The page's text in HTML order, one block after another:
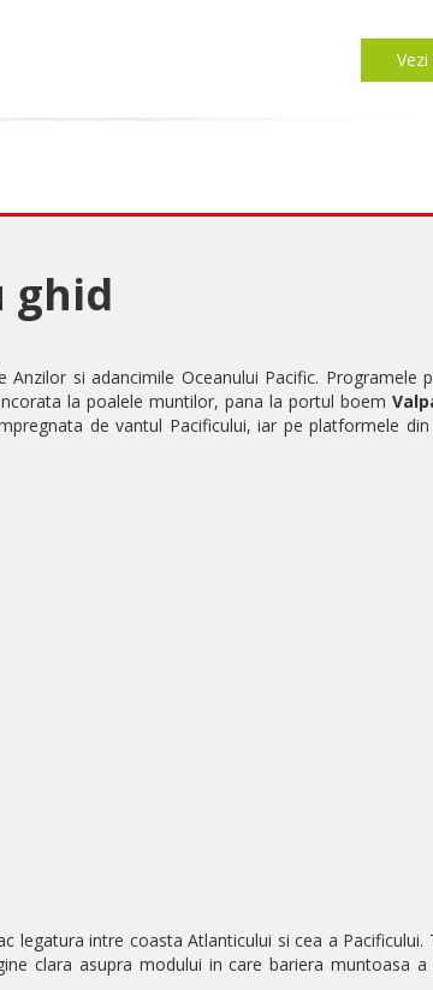
ghid
si adancimile Oceanului Pacific. Programele
la poalele muntilor, pana la portul boem
de vantul Pacificului, iar pe platformele din
legatura intre coasta Atlanticului si cea a Pacificului.
clara asupra modului in care bariera muntoasa a